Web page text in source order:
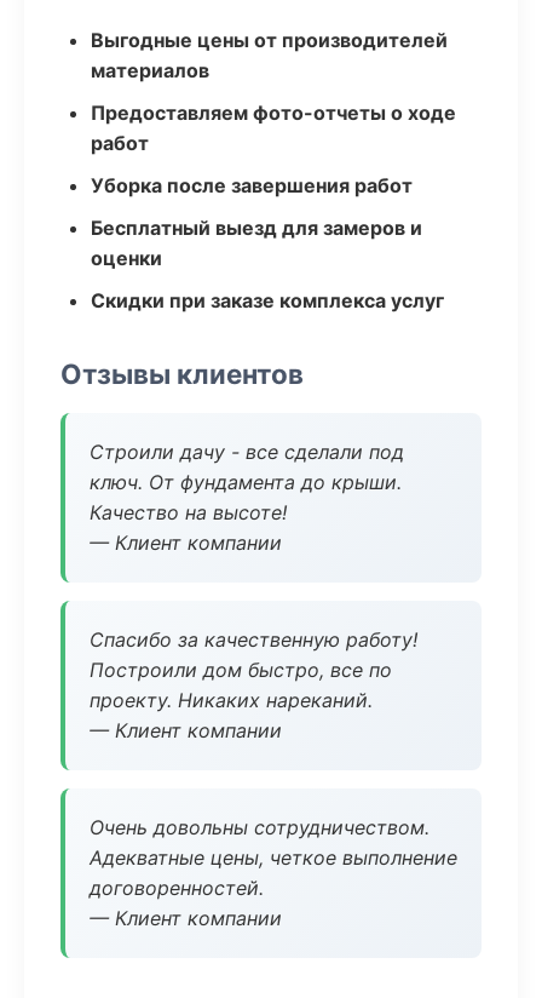
Выгодные цены от производителей
материалов
Предоставляем фото-отчеты о ходе
работ
Уборка после завершения работ
Бесплатный выезд для замеров и
оценки
Скидки при заказе комплекса услуг
Отзывы клиентов
Строили дачу - все сделали под
ключ. От фундамента до крыши.
Качество на высоте!
— Клиент компании
Спасибо за качественную работу!
Построили дом быстро, все по
проекту. Никаких нареканий.
— Клиент компании
Очень довольны сотрудничеством.
Адекватные цены, четкое выполнение
договоренностей.
— Клиент компании